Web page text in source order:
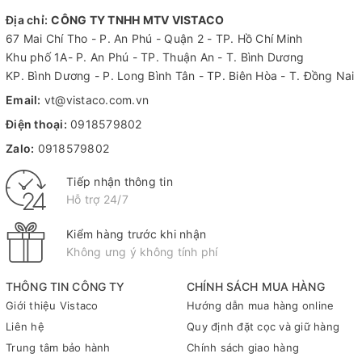
Thiết kế an toàn của kệ cũng là một yếu tố đáng chú ý. Các
cạnh của kệ được vát đều và trơn láng, tránh gây ra bất kỳ
nguy hiểm nào cho người sử dụng. Điều này đặc biệt quan
được đặt lên hàng đầu.
Đặc điểm nổi bật của sản phẩm
Kệ 2 Tầng Mica Xukiva 175-2 có kích thước lý tưởng là 35.5 x
26 x 11.5 cm với hai ngăn chứa dành riêng cho chứng từ các
khổ A4, A5, A6. Sản phẩm có màu sắc phổ biến là xanh đen,
tạo cảm giác trang nhã và chuyên nghiệp cho không gian làm
việc.
Ngoài ra, kệ còn rất hữu ích để lưu trữ chứng từ đã xử lý hoặc
công việc hằng ngày mà không gặp phải khó khăn nào.
Chất lượng luôn là yếu tố quyết định đến sự thành công của bất
kỳ sản phẩm nào và Kệ 2 Tầng Mica Xukiva 175-2 cũng không
ngoại lệ. Với mẫu mã đẹp mắt và hiện đại cùng chất liệu nhựa
THÔNG TIN CÔNG TY
Giới thiệu Vistaco
Liên hệ
Trung tâm bảo hành
CHÍNH SÁCH MUA HÀNG
Hướng dẫn mua hàng online
Quy định đặt cọc và giữ hàng
Chính sách giao hàng
Địa chỉ: CÔNG TY TNHH MTV VISTACO
67 Mai Chí Tho - P. An Phú - Quận 2 - TP. Hồ Chí Minh
Khu phố 1A- P. An Phú - TP. Thuận An - T. Bình Dương
KP. Bình Dương - P. Long Bình Tân - TP. Biên Hòa - T. Đồng Nai
Email: vt@vistaco.com.vn
Điện thoại: 0918579802
Zalo: 0918579802
Tiếp nhận thông tin
Hỗ trợ 24/7
Kiểm hàng trước khi nhận
Không ưng ý không tính phí